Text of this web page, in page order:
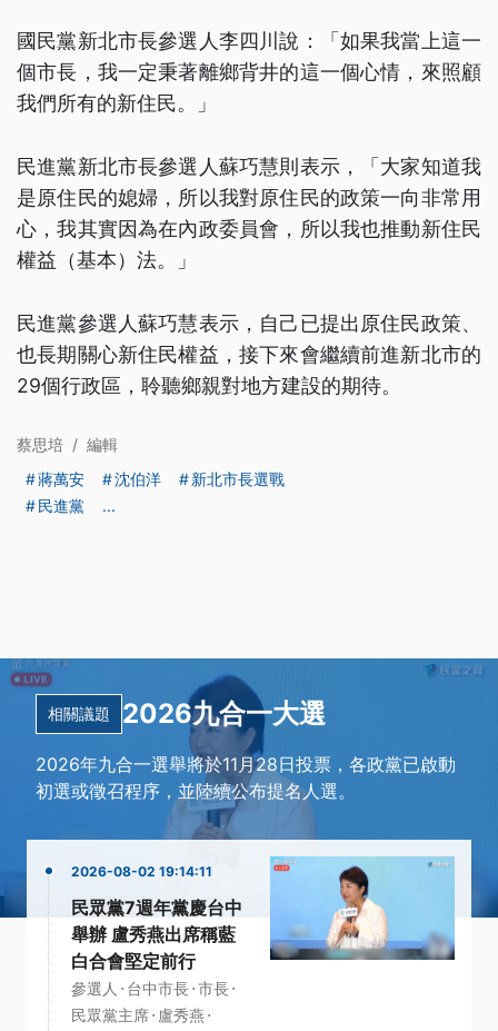
國民黨新北市長參選人李四川說：「如果我當上這一
個市長，我一定秉著離鄉背井的這一個心情，來照顧
我們所有的新住民。」
民進黨新北市長參選人蘇巧慧則表示，「大家知道我
是原住民的媳婦，所以我對原住民的政策一向非常用
心，我其實因為在內政委員會，所以我也推動新住民
權益（基本）法。」
民進黨參選人蘇巧慧表示，自己已提出原住民政策、
也長期關心新住民權益，接下來會繼續前進新北市的
29個行政區，聆聽鄉親對地方建設的期待。
蔡思培 / 編輯
蔣萬安
沈伯洋
新北市長選戰
民進黨
...
相關議題 2026九合一大選
2026年九合一選舉將於11月28日投票，各政黨已啟動
初選或徵召程序，並陸續公布提名人選。
2026-08-02 19:14:11
民眾黨7週年黨慶台中
舉辦 盧秀燕出席稱藍
白合會堅定前行
參選人 · 台中市長·市長·
民眾黨主席· 盧秀燕 ·